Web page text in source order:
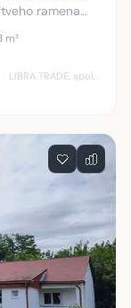
ramena
obc
m²
LIBRA TRADE, spol.s.r.o.